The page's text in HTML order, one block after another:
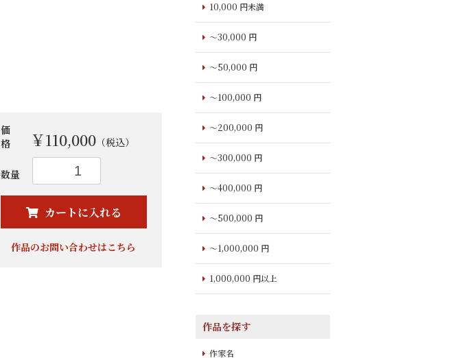
価
格
￥110,000（税込）
数量
カートに入れる
カートへ進む
作品のお問い合わせはこちら
10,000 円未満
～30,000 円
～50,000 円
～100,000 円
～200,000 円
～300,000 円
～400,000 円
～500,000 円
～1,000,000 円
1,000,000 円以上
作品を探す
作家名